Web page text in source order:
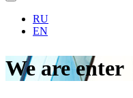
RU
EN
We are enter